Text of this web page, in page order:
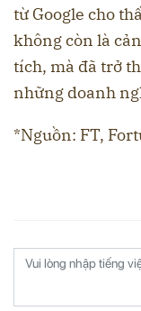
từ Google cho
không còn là
tích, mà đã trở
những doanh
*Nguồn: FT,